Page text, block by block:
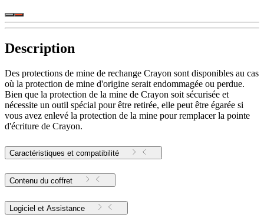
Description
Des protections de mine de rechange Crayon sont disponibles au cas
où la protection de mine d'origine serait endommagée ou perdue.
Bien que la protection de la mine de Crayon soit sécurisée et
nécessite un outil spécial pour être retirée, elle peut être égarée si
vous avez enlevé la protection de la mine pour remplacer la pointe
d'écriture de Crayon.
Caractéristiques et compatibilité
Contenu du coffret
Logiciel et Assistance